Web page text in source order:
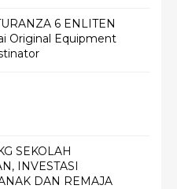
6 ENLITEN
Original Equipment
SEKOLAH
INVESTASI
DAN REMAJA